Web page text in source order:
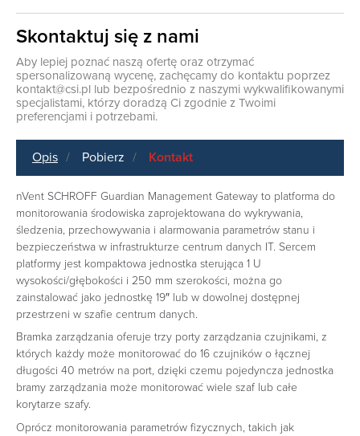
Skontaktuj się z nami
Aby lepiej poznać naszą ofertę oraz otrzymać
spersonalizowaną wycenę, zachęcamy do kontaktu poprzez
kontakt@csi.pl lub bezpośrednio z naszymi wykwalifikowanymi
specjalistami, którzy doradzą Ci zgodnie z Twoimi
preferencjami i potrzebami.
Opis Pobierz Kontakt
nVent SCHROFF Guardian Management Gateway to platforma do
monitorowania środowiska zaprojektowana do wykrywania,
śledzenia, przechowywania i alarmowania parametrów stanu i
bezpieczeństwa w infrastrukturze centrum danych IT. Sercem
platformy jest kompaktowa jednostka sterująca 1 U
wysokości/głębokości i 250 mm szerokości, można go
zainstalować jako jednostkę 19″ lub w dowolnej dostępnej
przestrzeni w szafie centrum danych.
Bramka zarządzania oferuje trzy porty zarządzania czujnikami, z
których każdy może monitorować do 16 czujników o łącznej
długości 40 metrów na port, dzięki czemu pojedyncza jednostka
bramy zarządzania może monitorować wiele szaf lub całe
korytarze szafy.
Oprócz monitorowania parametrów fizycznych, takich jak